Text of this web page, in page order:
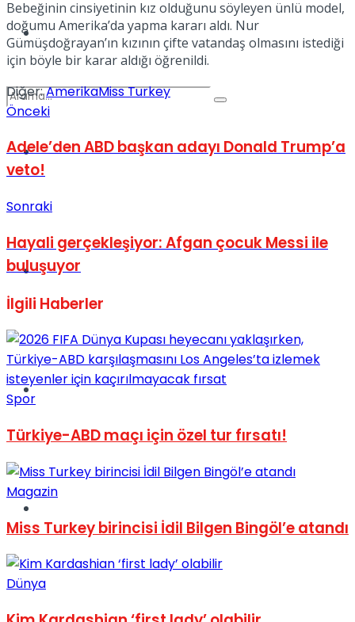
Dünya
Türkiye
Müzik
Sinema
No Result
Bebeğinin cinsiyetinin kız olduğunu söyleyen ünlü model,
doğumu Amerika’da yapma kararı aldı. Nur
Gümüşdoğrayan’ın kızının çifte vatandaş olmasını istediği
için böyle bir karar aldığı öğrenildi.
Diğer:AmerikaMiss Turkey
Önceki
Adele’den ABD başkan adayı Donald Trump’a
veto!
Sonraki
Hayali gerçekleşiyor: Afgan çocuk Messi ile
buluşuyor
İlgili Haberler
Spor
Türkiye-ABD maçı için özel tur fırsatı!
Magazin
Miss Turkey birincisi İdil Bilgen Bingöl’e atandı
Dünya